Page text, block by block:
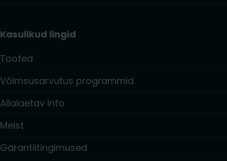
Kasulikud lingid
Tooted
Võimsusarvutus programmid
Allalaetav info
Meist
Garantiitingimused